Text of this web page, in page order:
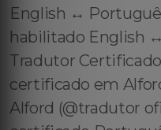
English ↔️
habilitado English
Tradutor
certificado em
Alford (@tradutor